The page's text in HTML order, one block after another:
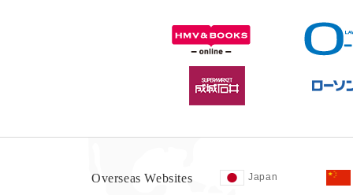
Overseas Websites Japan